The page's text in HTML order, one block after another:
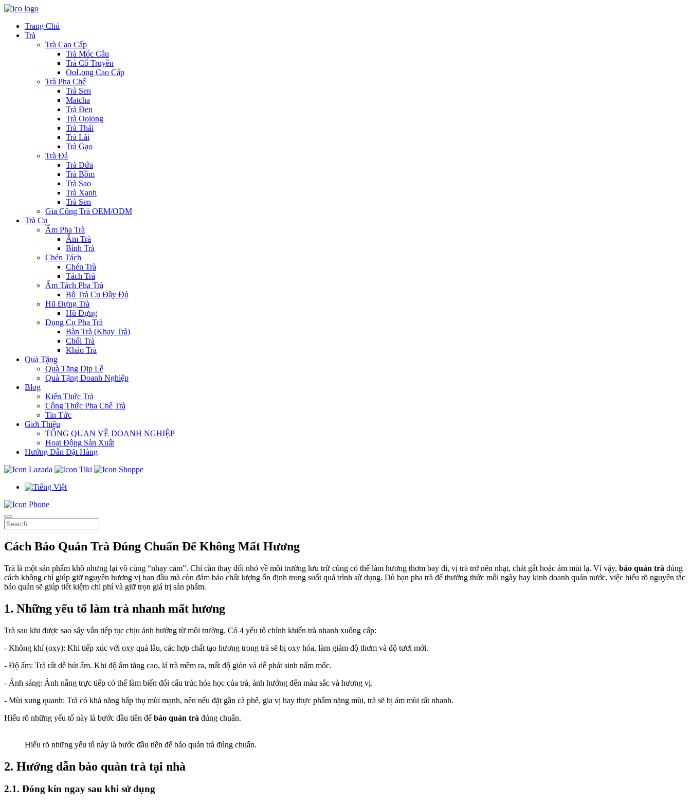
Trang Chủ
Trà
Trà Cao Cấp
Trà Móc Câu
Trà Cổ Truyền
OoLong Cao Cấp
Trà Pha Chế
Trà Sen
Matcha
Trà Đen
Trà Oolong
Trà Thái
Trà Lài
Trà Gạo
Trà Đá
Trà Dứa
Trà Bồm
Trà Sao
Trà Xanh
Trà Sen
Gia Công Trà OEM/ODM
Trà Cụ
Ấm Pha Trà
Ấm Trà
Bình Trà
Chén Tách
Chén Trà
Tách Trà
Ấm Tách Pha Trà
Bộ Trà Cụ Đầy Đủ
Hũ Đựng Trà
Hũ Đựng
Dụng Cụ Pha Trà
Bàn Trà (Khay Trà)
Chổi Trà
Kháo Trà
Quà Tặng
Quà Tặng Dịp Lễ
Quà Tặng Doanh Nghiệp
Blog
Kiến Thức Trà
Công Thức Pha Chế Trà
Tin Tức
Giới Thiệu
TỔNG QUAN VỀ DOANH NGHIỆP
Hoạt Động Sản Xuất
Hướng Dẫn Đặt Hàng
Cách Bảo Quản Trà Đúng Chuẩn Để Không Mất Hương
Trà là một sản phẩm khô nhưng lại vô cùng “nhạy cảm”. Chỉ cần thay đổi nhỏ về môi trường lưu trữ cũng có thể làm hương thơm bay đi, vị trà trở nên nhạt, chát gắt hoặc ám mùi lạ. Vì vậy, bảo quản trà đúng
cách không chỉ giúp giữ nguyên hương vị ban đầu mà còn đảm bảo chất lượng ổn định trong suốt quá trình sử dụng. Dù bạn pha trà để thưởng thức mỗi ngày hay kinh doanh quán nước, việc hiểu rõ nguyên tắc
bảo quản sẽ giúp tiết kiệm chi phí và giữ trọn giá trị sản phẩm.
1. Những yếu tố làm trà nhanh mất hương
Trà sau khi được sao sấy vẫn tiếp tục chịu ảnh hưởng từ môi trường. Có 4 yếu tố chính khiến trà nhanh xuống cấp:
- Không khí (oxy): Khi tiếp xúc với oxy quá lâu, các hợp chất tạo hương trong trà sẽ bị oxy hóa, làm giảm độ thơm và độ tươi mới.
- Độ ẩm: Trà rất dễ hút ẩm. Khi độ ẩm tăng cao, lá trà mềm ra, mất độ giòn và dễ phát sinh nấm mốc.
- Ánh sáng: Ánh nắng trực tiếp có thể làm biến đổi cấu trúc hóa học của trà, ảnh hưởng đến màu sắc và hương vị.
- Mùi xung quanh: Trà có khả năng hấp thụ mùi mạnh, nên nếu đặt gần cà phê, gia vị hay thực phẩm nặng mùi, trà sẽ bị ám mùi rất nhanh.
Hiểu rõ những yếu tố này là bước đầu tiên để bảo quản trà đúng chuẩn.
Hiểu rõ những yếu tố này là bước đầu tiên để bảo quản trà đúng chuẩn.
2. Hướng dẫn bảo quản trà tại nhà
2.1. Đóng kín ngay sau khi sử dụng